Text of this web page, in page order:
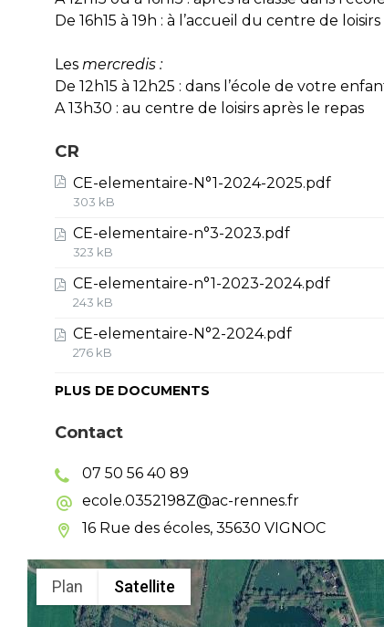
De 16h15 à 19h : à l’accueil du centre de
Les mercredis :
De 12h15 à 12h25 : dans l’école de votre
A 13h30 : au centre de loisirs après le repas
CR
CE-elementaire-N°1-2024-2025.pdf
303 kB
CE-elementaire-n°3-2023.pdf
323 kB
CE-elementaire-n°1-2023-2024.pdf
243 kB
CE-elementaire-N°2-2024.pdf
276 kB
PLUS DE DOCUMENTS
Contact
07 50 56 40 89
ecole.0352198Z@ac-rennes.fr
16 Rue des écoles, 35630 VIGNOC
Plan Satellite